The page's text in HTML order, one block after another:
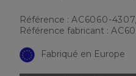
Référence : AC6060-
Référence fabricant :
Fabriqué en Europe